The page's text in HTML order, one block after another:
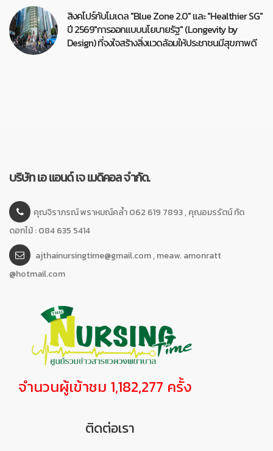
สิงคโปร์กับโมเดล "Blue Zone 2.0" และ "Healthier SG"
ปี 2569"การออกแบบนโยบายรัฐ" (Longevity by
Design) ที่จงใจสร้างสิ่งแวดล้อมให้ประชาชนมีสุขภาพดี
บริษัท เอ แอนด์ เจ เมดิคอล จำกัด.
คุณจิราภรณ์ พราหมณ์คล้ำ 062 619 7893 , คุณอมรรัตน์ ทัด
ดอกไม้ : 084 635 5414
ajthainursingtime@gmail.com , meaw. amonratt
@hotmail.com
จำนวนผู้เข้าชม 1,182,277 ครั้ง
ติดต่อเรา